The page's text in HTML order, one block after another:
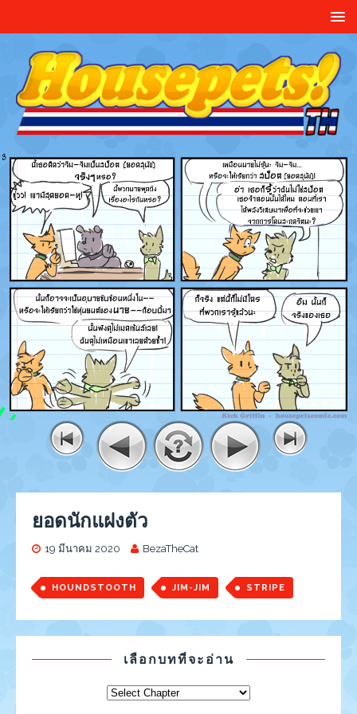
ยอดนักแฝงตัว
19 มีนาคม 2020 BezaTheCat
HOUNDSTOOTH JIM-JIM STRIPE
เลือกบทที่จะอ่าน